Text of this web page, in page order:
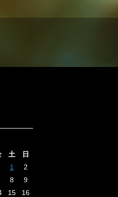
土
日
1
2
8
9
15
16